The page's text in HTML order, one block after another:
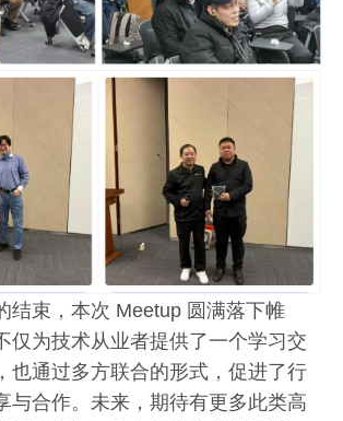
结束，本次 Meetup 圆满落下帷
仅为技术从业者提供了一个学习交
也通过多方联合的形式，促进了行
与合作。未来，期待有更多此类高